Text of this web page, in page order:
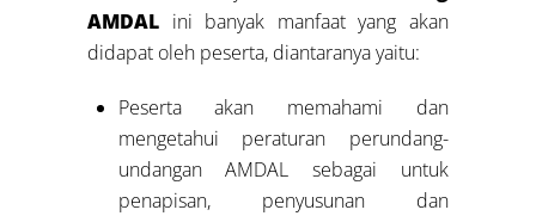
AMDAL ini banyak manfaat yang akan
didapat oleh peserta, diantaranya yaitu:
Peserta akan memahami dan
mengetahui peraturan perundang-
undangan AMDAL sebagai untuk
penapisan, penyusunan dan